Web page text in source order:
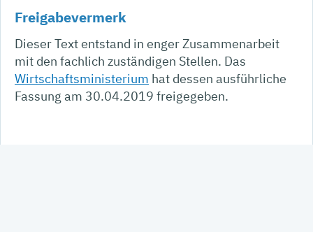
Freigabevermerk
Dieser Text entstand in enger Zusammenarbeit
mit den fachlich zuständigen Stellen. Das
Wirtschaftsministerium hat dessen ausführliche
Fassung am 30.04.2019 freigegeben.